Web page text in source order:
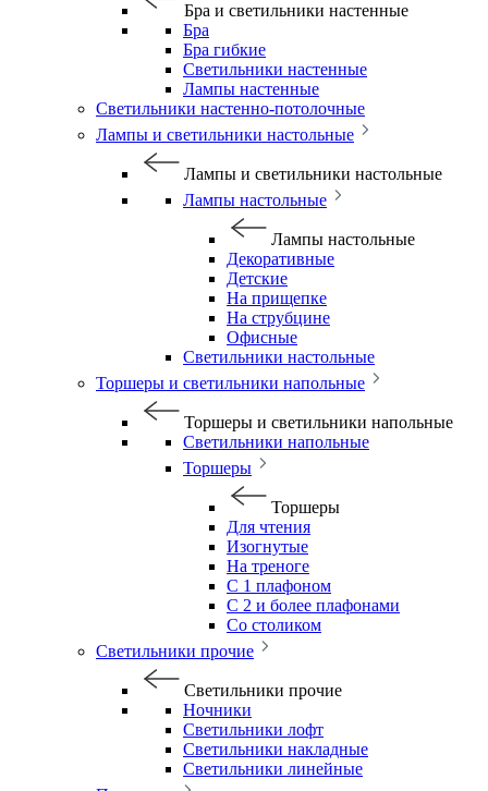
Бра и светильники настенные
Бра
Бра гибкие
Светильники настенные
Лампы настенные
Светильники настенно-потолочные
Лампы и светильники настольные
Лампы и светильники настольные
Лампы настольные
Лампы настольные
Декоративные
Детские
На прищепке
На струбцине
Офисные
Светильники настольные
Торшеры и светильники напольные
Торшеры и светильники напольные
Светильники напольные
Торшеры
Торшеры
Для чтения
Изогнутые
На треноге
С 1 плафоном
С 2 и более плафонами
Со столиком
Светильники прочие
Светильники прочие
Ночники
Светильники лофт
Светильники накладные
Светильники линейные